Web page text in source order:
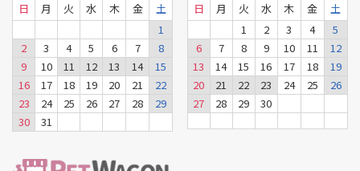
日 月 火 水 木 金
土
1
2
3 4 5 6 7
8
9
10 11 12 13 14
15
16
17 18 19 20 21
22
23
24 25 26 27 28
29
30
31
日 月 火 水 木 金
土
1
2 3 4
5
6
7 8 9 10 11
12
13
14 15 16 17 18
19
20
21 22 23 24 25
26
27
28 29 30